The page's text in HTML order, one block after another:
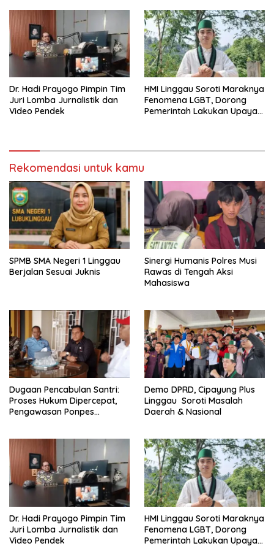
Dr. Hadi Prayogo Pimpin Tim
Juri Lomba Jurnalistik dan
Video Pendek
HMI Linggau Soroti Maraknya
Fenomena LGBT, Dorong
Pemerintah Lakukan Upaya
Rekomendasi untuk kamu
SPMB SMA Negeri 1 Linggau
Berjalan Sesuai Juknis
Sinergi Humanis Polres Musi
Rawas di Tengah Aksi
Mahasiswa
Dugaan Pencabulan Santri:
Proses Hukum Dipercepat,
Pengawasan Ponpes
Demo DPRD, Cipayung Plus
Linggau Soroti Masalah
Daerah & Nasional
Dr. Hadi Prayogo Pimpin Tim
Juri Lomba Jurnalistik dan
Video Pendek
HMI Linggau Soroti Maraknya
Fenomena LGBT, Dorong
Pemerintah Lakukan Upaya